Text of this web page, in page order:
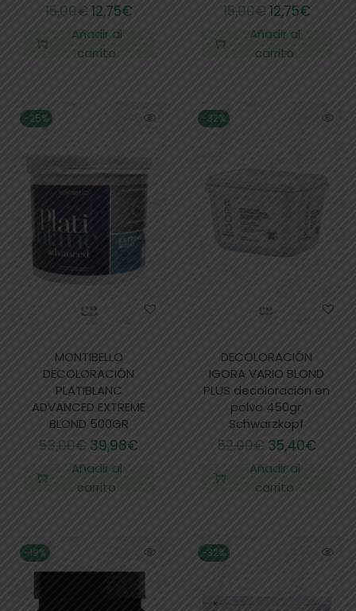
15,00€12,75€
Añadir al
carrito
15,00€12,75€
Añadir al
carrito
-25%
MONTIBELLO
DECOLORACIÓN
PLATIBLANC
ADVANCED EXTREME
BLOND 500GR
53,00€39,98€
Añadir al
carrito
-32%
DECOLORACIÓN
IGORA VARIO BLOND
PLUS decoloración en
polvo 450gr.
Schwarzkopf
52,00€ 35,40€
Añadir al
carrito
-19% -32%